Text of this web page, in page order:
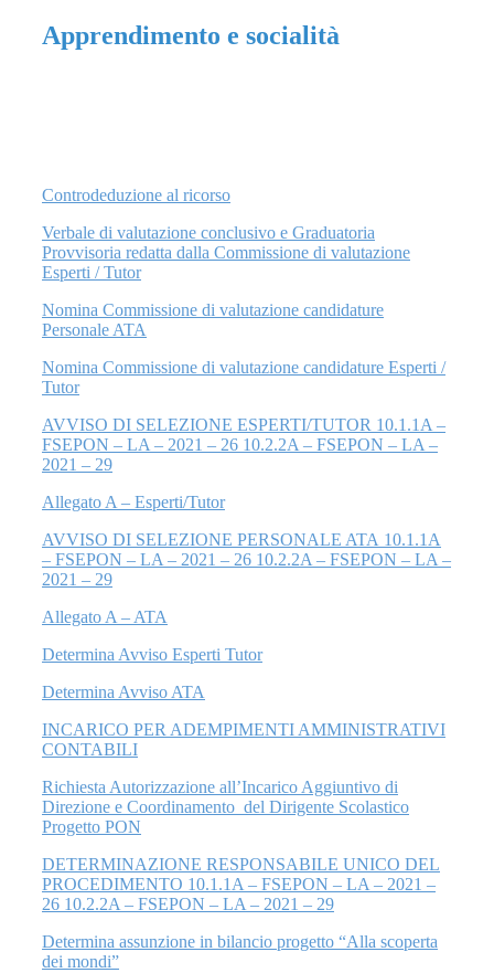
Apprendimento e socialità
Controdeduzione al ricorso
Verbale di valutazione conclusivo e Graduatoria
Provvisoria redatta dalla Commissione di valutazione
Esperti / Tutor
Nomina Commissione di valutazione candidature
Personale ATA
Nomina Commissione di valutazione candidature Esperti /
Tutor
AVVISO DI SELEZIONE ESPERTI/TUTOR 10.1.1A –
FSEPON – LA – 2021 – 26 10.2.2A – FSEPON – LA –
2021 – 29
Allegato A – Esperti/Tutor
AVVISO DI SELEZIONE PERSONALE ATA 10.1.1A
– FSEPON – LA – 2021 – 26 10.2.2A – FSEPON – LA –
2021 – 29
Allegato A – ATA
Determina Avviso Esperti Tutor
Determina Avviso ATA
INCARICO PER ADEMPIMENTI AMMINISTRATIVI
CONTABILI
Richiesta Autorizzazione all’Incarico Aggiuntivo di
Direzione e Coordinamento del Dirigente Scolastico
Progetto PON
DETERMINAZIONE RESPONSABILE UNICO DEL
PROCEDIMENTO 10.1.1A – FSEPON – LA – 2021 –
26 10.2.2A – FSEPON – LA – 2021 – 29
Determina assunzione in bilancio progetto “Alla scoperta
dei mondi”